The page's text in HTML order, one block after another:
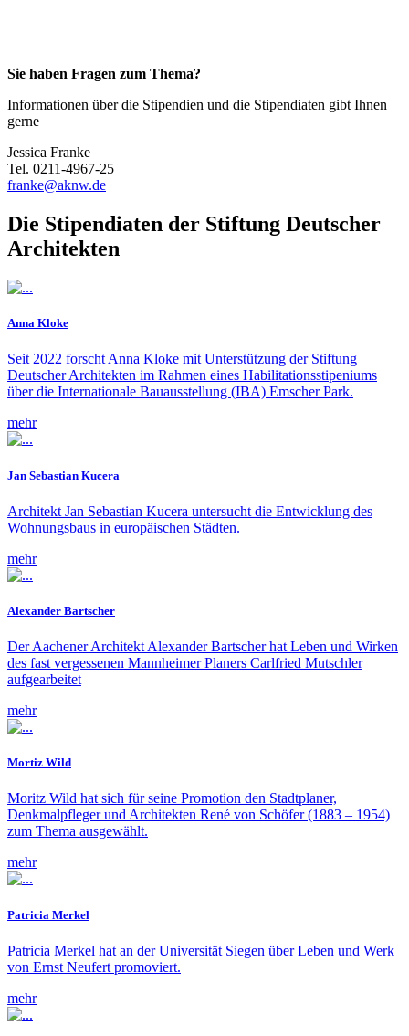
Sie haben Fragen zum Thema?
Informationen über die Stipendien und die Stipendiaten gibt Ihnen
gerne
Jessica Franke
Tel. 0211-4967-25
franke@aknw.de
Die Stipendiaten der Stiftung Deutscher
Architekten
Anna Kloke
Seit 2022 forscht Anna Kloke mit Unterstützung der Stiftung
Deutscher Architekten im Rahmen eines Habilitationsstipeniums
über die Internationale Bauausstellung (IBA) Emscher Park.
mehr
Jan Sebastian Kucera
Architekt Jan Sebastian Kucera untersucht die Entwicklung des
Wohnungsbaus in europäischen Städten.
mehr
Alexander Bartscher
Der Aachener Architekt Alexander Bartscher hat Leben und Wirken
des fast vergessenen Mannheimer Planers Carlfried Mutschler
aufgearbeitet
mehr
Mortiz Wild
Moritz Wild hat sich für seine Promotion den Stadtplaner,
Denkmalpfleger und Architekten René von Schöfer (1883 – 1954)
zum Thema ausgewählt.
mehr
Patricia Merkel
Patricia Merkel hat an der Universität Siegen über Leben und Werk
von Ernst Neufert promoviert.
mehr